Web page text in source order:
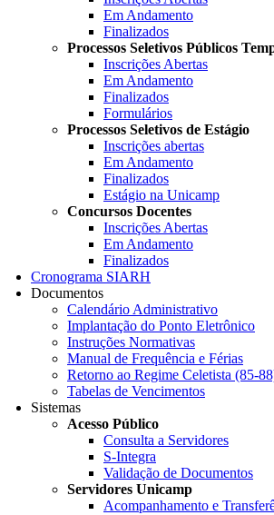
Em Andamento
Finalizados
Processos Seletivos Públicos
Inscrições Abertas
Em Andamento
Finalizados
Formulários
Processos Seletivos de Estágio
Inscrições abertas
Em Andamento
Finalizados
Estágio na Unicamp
Concursos Docentes
Inscrições Abertas
Em Andamento
Finalizados
Cronograma SIARH
Documentos
Calendário Administrativo
Implantação do Ponto Eletrônico
Instruções Normativas
Manual de Frequência e Férias
Retorno ao Regime Celetista (85-
Tabelas de Vencimentos
Sistemas
Acesso Público
Consulta a Servidores
S-Integra
Validação de Documentos
Servidores Unicamp
Acompanhamento e